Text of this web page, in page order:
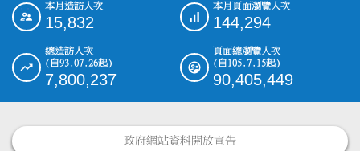
::: 本月造訪人次
15,832
本月頁面瀏覽人次
144,294
總造訪人次
(自93.07.26起)
7,800,237
頁面總瀏覽人次
(自105.7.15起)
90,405,449
政府網站資料開放宣告